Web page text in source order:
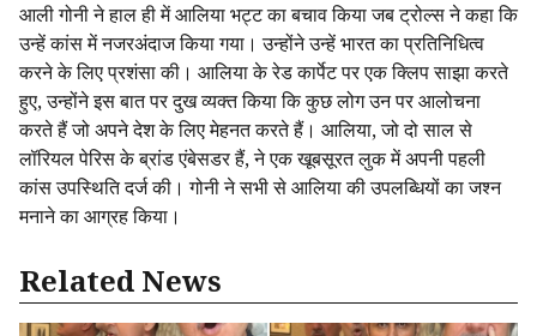
आली गोनी ने हाल ही में आलिया भट्ट का बचाव किया जब ट्रोल्स ने कहा कि
उन्हें कांस में नजरअंदाज किया गया। उन्होंने उन्हें भारत का प्रतिनिधित्व
करने के लिए प्रशंसा की। आलिया के रेड कार्पेट पर एक क्लिप साझा करते
हुए, उन्होंने इस बात पर दुख व्यक्त किया कि कुछ लोग उन पर आलोचना
करते हैं जो अपने देश के लिए मेहनत करते हैं। आलिया, जो दो साल से
लॉरियल पेरिस के ब्रांड एंबेसडर हैं, ने एक खूबसूरत लुक में अपनी पहली
कांस उपस्थिति दर्ज की। गोनी ने सभी से आलिया की उपलब्धियों का जश्न
मनाने का आग्रह किया।
Related News